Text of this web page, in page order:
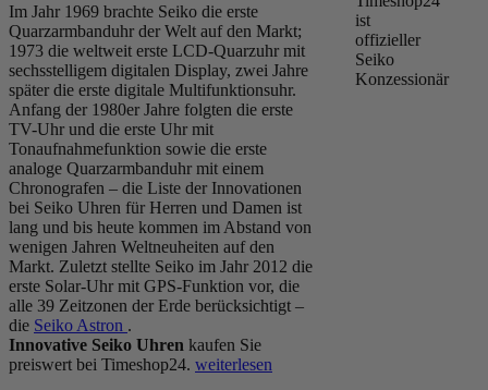
Im Jahr 1969 brachte Seiko die erste
Quarzarmbanduhr der Welt auf den Markt;
1973 die weltweit erste LCD-Quarzuhr mit
sechsstelligem digitalen Display, zwei Jahre
später die erste digitale Multifunktionsuhr.
Anfang der 1980er Jahre folgten die erste
TV-Uhr und die erste Uhr mit
Tonaufnahmefunktion sowie die erste
analoge Quarzarmbanduhr mit einem
Chronografen – die Liste der Innovationen
bei Seiko Uhren für Herren und Damen ist
lang und bis heute kommen im Abstand von
wenigen Jahren Weltneuheiten auf den
Markt. Zuletzt stellte Seiko im Jahr 2012 die
erste Solar-Uhr mit GPS-Funktion vor, die
alle 39 Zeitzonen der Erde berücksichtigt –
die Seiko Astron .
Innovative Seiko Uhren kaufen Sie
preiswert bei Timeshop24. weiterlesen